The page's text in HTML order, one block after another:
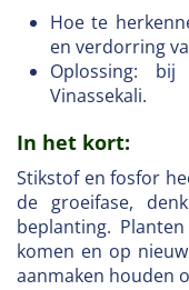
Hoe te
en verdorring
Oplossing:
Vinassekali.
In het kort:
Stikstof en fosfor
de groeifase,
beplanting.
komen en op
aanmaken houden